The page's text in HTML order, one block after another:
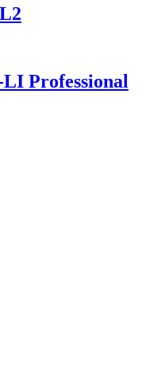
Professional